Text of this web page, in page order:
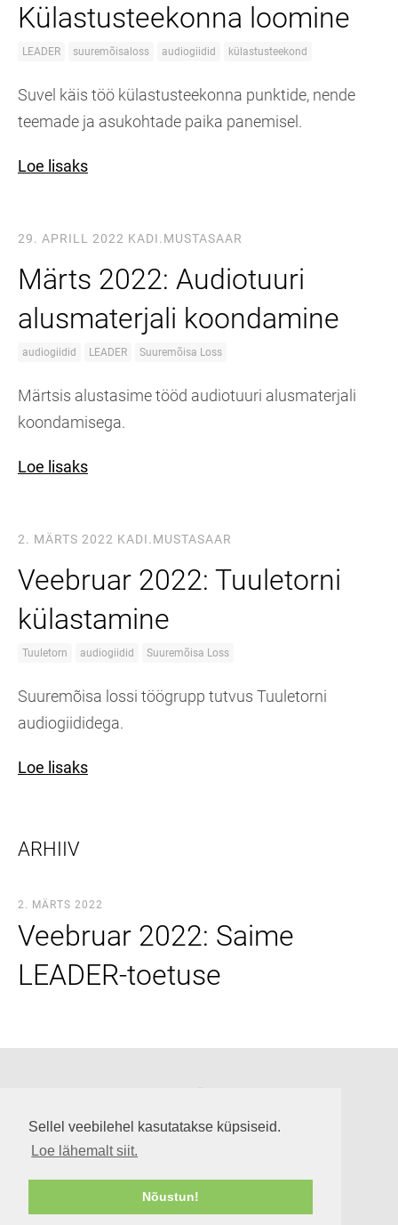
Sellel veebilehel kasutatakse küpsiseid.
Loe lähemalt siit.
Nõustun!
Külastusteekonna loomine
LEADER suuremõisaloss audiogiidid külastusteekond
Suvel käis töö külastusteekonna punktide, nende
teemade ja asukohtade paika panemisel.
Loe lisaks
29. APRILL 2022 KADI.MUSTASAAR
Märts 2022: Audiotuuri
alusmaterjali koondamine
audiogiidid LEADER Suuremõisa Loss
Märtsis alustasime tööd audiotuuri alusmaterjali
koondamisega.
Loe lisaks
2. MÄRTS 2022 KADI.MUSTASAAR
Veebruar 2022: Tuuletorni
külastamine
Tuuletorn audiogiidid Suuremõisa Loss
Suuremõisa lossi töögrupp tutvus Tuuletorni
audiogiididega.
Loe lisaks
ARHIIV
2. MÄRTS 2022
Veebruar 2022: Saime
LEADER-toetuse
info@suuremoisaloss.ee
LOSSI LAHTIOLEKUAJAD